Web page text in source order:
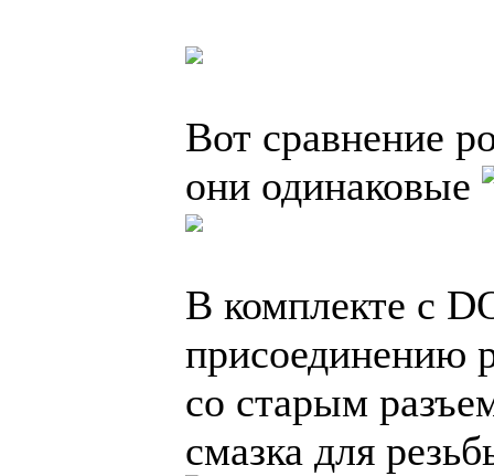
Вот сравнение
они одинаковые
В комплекте с
присоединению
со старым
смазка для